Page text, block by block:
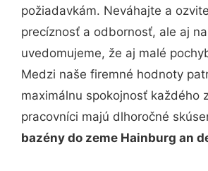
požiadavkám. Neváhajte a
precíznosť a odbornosť, ale aj
uvedomujeme, že aj malé
Medzi naše firemné hodnoty
maximálnu spokojnosť každého
pracovníci majú dlhoročné
bazény do zeme Hainburg an